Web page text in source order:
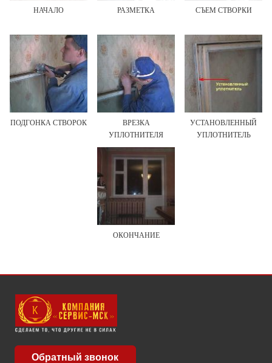
НАЧАЛО РАЗМЕТКА СЪЕМ СТВОРКИ
ПОДГОНКА СТВОРОК
ВРЕЗКА
УПЛОТНИТЕЛЯ
УСТАНОВЛЕННЫЙ
УПЛОТНИТЕЛЬ
ОКОНЧАНИЕ
Обратный звонок